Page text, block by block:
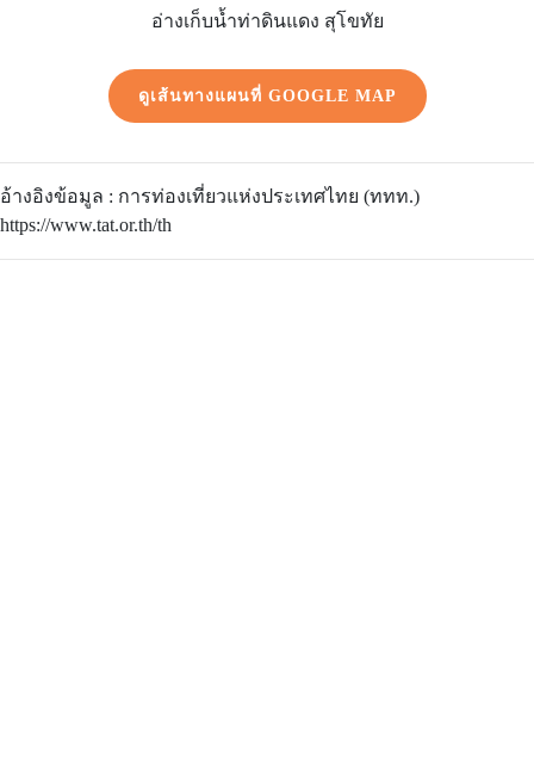
อ่างเก็บน้ำท่าดินแดง สุโขทัย
ดูเส้นทางแผนที่ GOOGLE MAP
อ้างอิงข้อมูล : การท่องเที่ยวแห่งประเทศไทย (ททท.)
https://www.tat.or.th/th